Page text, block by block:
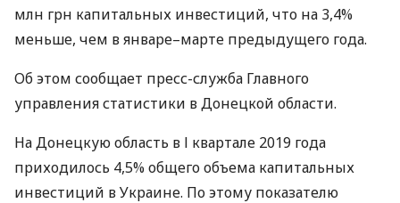
млн грн капитальных инвестиций, что на 3,4%
меньше, чем в январе–марте предыдущего года.
Об этом сообщает пресс-служба Главного
управления статистики в Донецкой области.
На Донецкую область в І квартале 2019 года
приходилось 4,5% общего объема капитальных
инвестиций в Украине. По этому показателю